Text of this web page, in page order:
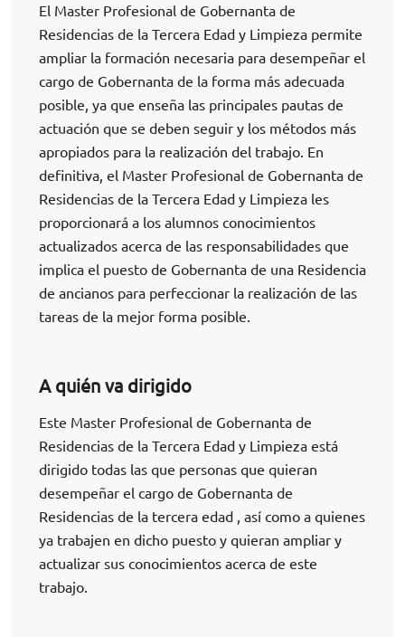
El Master Profesional de Gobernanta de
Residencias de la Tercera Edad y Limpieza permite
ampliar la formación necesaria para desempeñar el
cargo de Gobernanta de la forma más adecuada
posible, ya que enseña las principales pautas de
actuación que se deben seguir y los métodos más
apropiados para la realización del trabajo. En
definitiva, el Master Profesional de Gobernanta de
Residencias de la Tercera Edad y Limpieza les
proporcionará a los alumnos conocimientos
actualizados acerca de las responsabilidades que
implica el puesto de Gobernanta de una Residencia
de ancianos para perfeccionar la realización de las
tareas de la mejor forma posible.
A quién va dirigido
Este Master Profesional de Gobernanta de
Residencias de la Tercera Edad y Limpieza está
dirigido todas las que personas que quieran
desempeñar el cargo de Gobernanta de
Residencias de la tercera edad , así como a quienes
ya trabajen en dicho puesto y quieran ampliar y
actualizar sus conocimientos acerca de este
trabajo.